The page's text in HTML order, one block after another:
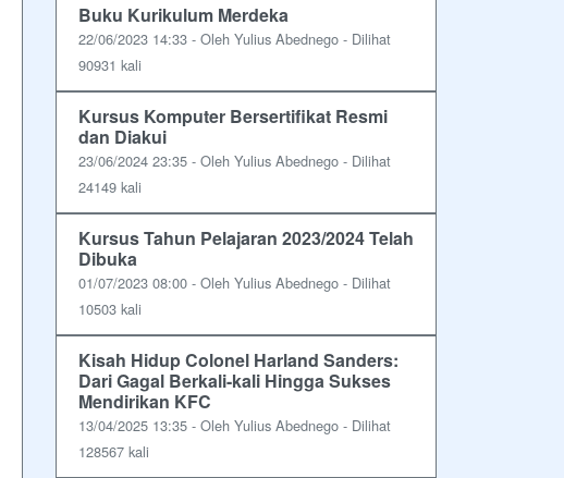
Buku Kurikulum Merdeka
22/06/2023 14:33 - Oleh Yulius Abednego - Dilihat
90931 kali
Kursus Komputer Bersertifikat Resmi
dan Diakui
23/06/2024 23:35 - Oleh Yulius Abednego - Dilihat
24149 kali
Kursus Tahun Pelajaran 2023/2024 Telah
Dibuka
01/07/2023 08:00 - Oleh Yulius Abednego - Dilihat
10503 kali
Kisah Hidup Colonel Harland Sanders:
Dari Gagal Berkali-kali Hingga Sukses
Mendirikan KFC
13/04/2025 13:35 - Oleh Yulius Abednego - Dilihat
128567 kali